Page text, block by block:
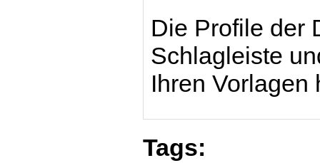
Die Profile der
Schlagleiste
Ihren Vorlagen
Tags: